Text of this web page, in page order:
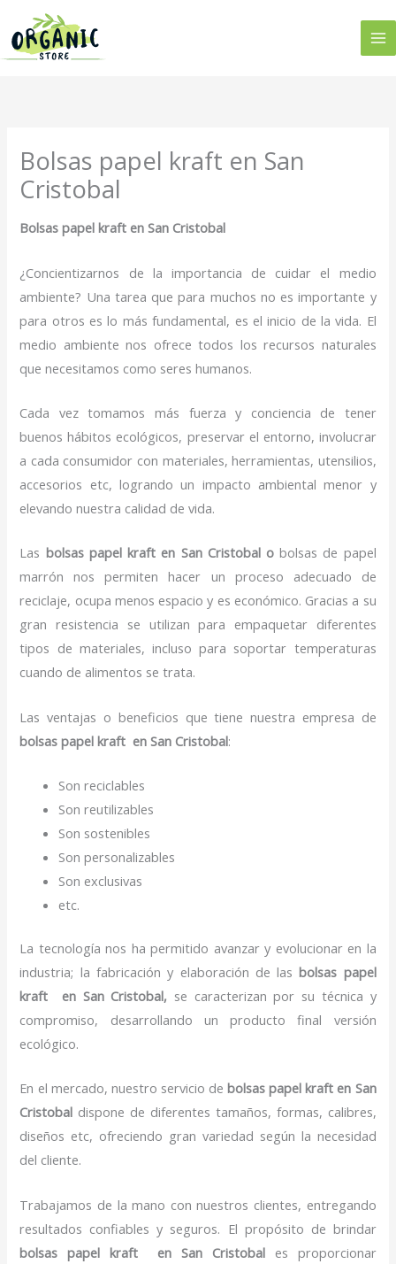
contenido
Bolsas papel kraft en San
Cristobal
Bolsas papel kraft en San Cristobal
¿Concientizarnos de la importancia de cuidar el medio
ambiente? Una tarea que para muchos no es importante y
para otros es lo más fundamental, es el inicio de la vida. El
medio ambiente nos ofrece todos los recursos naturales
que necesitamos como seres humanos.
Cada vez tomamos más fuerza y conciencia de tener
buenos hábitos ecológicos, preservar el entorno, involucrar
a cada consumidor con materiales, herramientas, utensilios,
accesorios etc, logrando un impacto ambiental menor y
elevando nuestra calidad de vida.
Las bolsas papel kraft en San Cristobal obolsas de papel
marrón nos permiten hacer un proceso adecuado de
reciclaje, ocupa menos espacio y es económico. Gracias a su
gran resistencia se utilizan para empaquetar diferentes
tipos de materiales, incluso para soportar temperaturas
cuando de alimentos se trata.
Las ventajas o beneficios que tiene nuestra empresa de
bolsas papel kraft en San Cristobal:
Son reciclables
Son reutilizables
Son sostenibles
Son personalizables
Son exclusivas
etc.
La tecnología nos ha permitido avanzar y evolucionar en la
industria; la fabricación y elaboración de lasbolsas papel
kraft en San Cristobal, se caracterizan por su técnica y
compromiso, desarrollando un producto final versión
ecológico.
En el mercado, nuestro servicio debolsas papel kraft en San
Cristobal dispone de diferentes tamaños, formas, calibres,
diseños etc, ofreciendo gran variedad según la necesidad
del cliente.
Trabajamos de la mano con nuestros clientes, entregando
resultados confiables y seguros. El propósito de brindar
bolsas papel kraft en San Cristobales proporcionar